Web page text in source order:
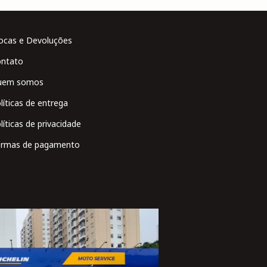
e Devoluções
somos
de entrega
de privacidade
de pagamento